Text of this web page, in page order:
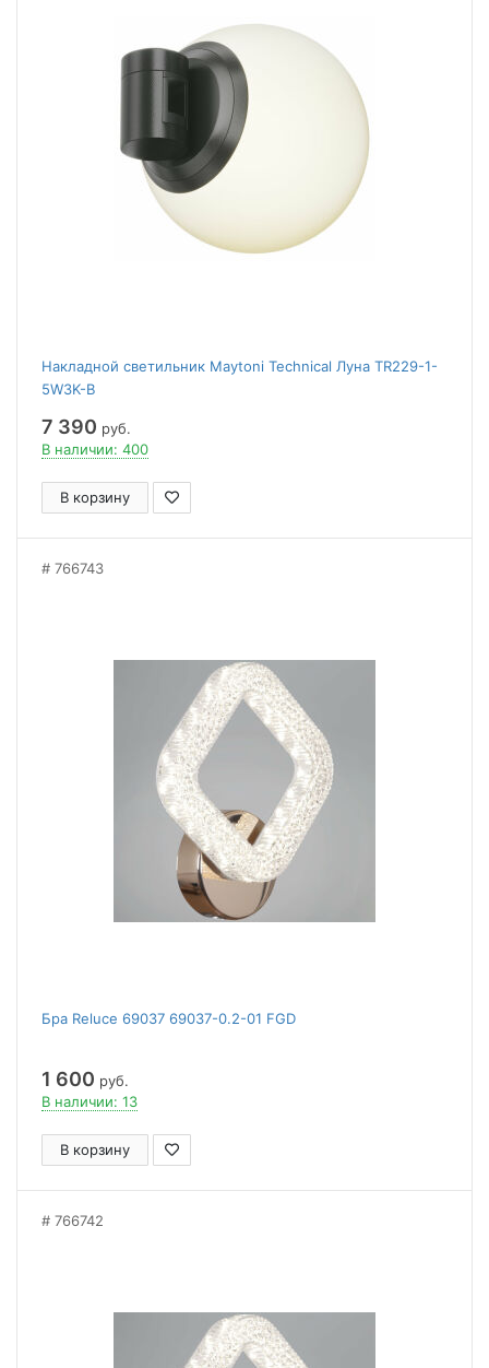
Накладной светильник Maytoni Technical Луна TR229-1-
5W3K-B
7 390 руб.
В наличии: 400
В корзину
766743
Бра Reluce 69037 69037-0.2-01 FGD
1 600 руб.
В наличии: 13
В корзину
766742